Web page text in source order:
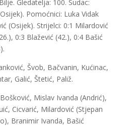
Gledatelja: 100. Sudac:
Pomoćnici: Luka Vidak
(Osijek). Strijelci: 0:1 Milardović
0:3 Blažević (42.), 0:4 Bašić
Švob, Bačvanin, Kućinac,
Galić, Štetić, Paliž.
Mislav Ivanda (Andrić),
Cicvarić, Milardović (Stjepan
Branimir Ivanda, Bašić